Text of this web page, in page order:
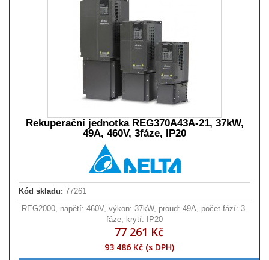
Rekuperační jednotka REG370A43A-21, 37kW,
49A, 460V, 3fáze, IP20
Kód skladu: 77261
REG2000, napětí: 460V, výkon: 37kW, proud: 49A, počet fází: 3-
fáze, krytí: IP20
77 261 Kč
93 486 Kč (s DPH)